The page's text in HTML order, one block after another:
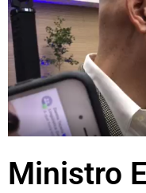
Ministro